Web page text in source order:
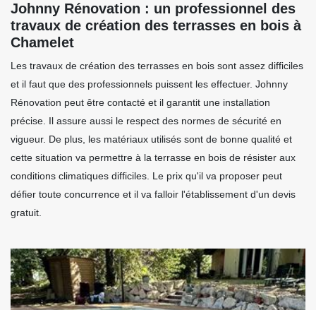
Johnny Rénovation : un professionnel des
travaux de création des terrasses en bois à
Chamelet
Les travaux de création des terrasses en bois sont assez difficiles
et il faut que des professionnels puissent les effectuer. Johnny
Rénovation peut être contacté et il garantit une installation
précise. Il assure aussi le respect des normes de sécurité en
vigueur. De plus, les matériaux utilisés sont de bonne qualité et
cette situation va permettre à la terrasse en bois de résister aux
conditions climatiques difficiles. Le prix qu'il va proposer peut
défier toute concurrence et il va falloir l'établissement d'un devis
gratuit.